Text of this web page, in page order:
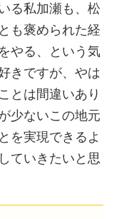
る私加瀬も、松
も褒められた経
やる、という気
きですが、やは
とは間違いあり
少ないこの地元
を実現できるよ
ていきたいと思